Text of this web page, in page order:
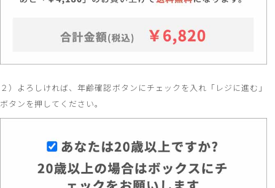
２）よろしければ、年齢確認ボタンにチェックを入れ「レジに進む」
ボタンを押してください。